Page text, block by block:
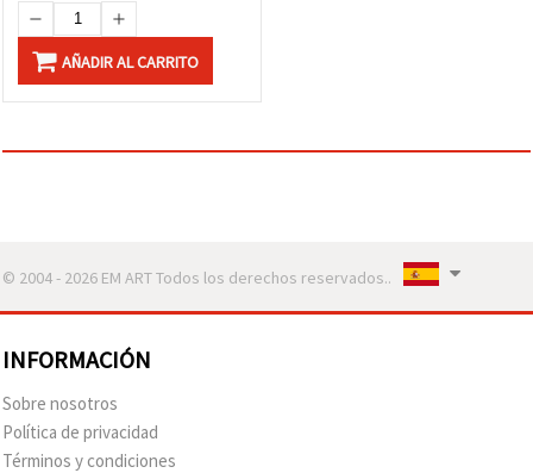
AÑADIR AL CARRITO
© 2004 - 2026 EM ART Todos los derechos reservados..
INFORMACIÓN
Sobre nosotros
Política de privacidad
Términos y condiciones